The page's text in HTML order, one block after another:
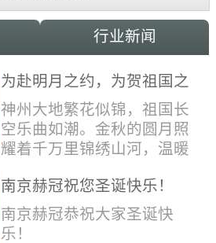
行业新闻
为赴明月之约，为贺祖国之
诞，科亚祝家国和融事事
圆！
神州大地繁花似锦，祖国长
空乐曲如潮。金秋的圆月照
耀着千万里锦绣山河，温暖
女。在这美好日子里，科亚
献上最真诚的祝福：愿我国
辈，世代自强不息，愿我中
南京赫冠祝您圣诞快乐！
南京赫冠恭祝大家圣诞快
乐！